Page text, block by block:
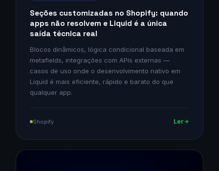
Seções customizadas no Shopify: quando
apps não resolvem e Liquid é a única
saída técnica real
Blocos dinâmicos, lógica condicional baseada em
metafields, integrações com APIs externas —
casos de uso onde o desenvolvimento nativo em
Liquid é mais eficiente, rápido e barato do que
qualquer app.
Shopify Ler